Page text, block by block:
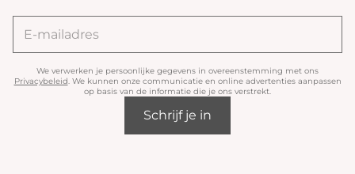
We verwerken je persoonlijke gegevens in overeenstemming met ons
Privacybeleid. We kunnen onze communicatie en online advertenties aanpassen
op basis van de informatie die je ons verstrekt.
Schrijf je in